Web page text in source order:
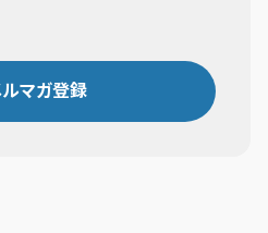
ルマガ登録